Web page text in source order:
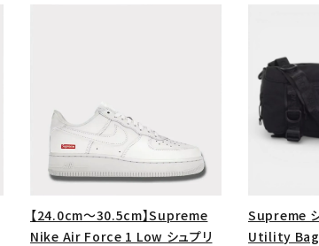
探す
search
カテゴリーから探す
【24.0cm～30.5cm】Supreme
Nike Air Force 1 Low シュプリ
Supreme
Utility Bag